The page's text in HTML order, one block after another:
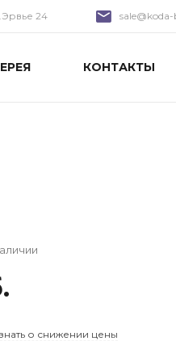
24
КОНТАКТЫ
о снижении цены